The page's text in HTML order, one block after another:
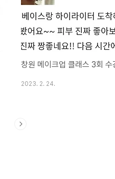
2023. 2. 24.